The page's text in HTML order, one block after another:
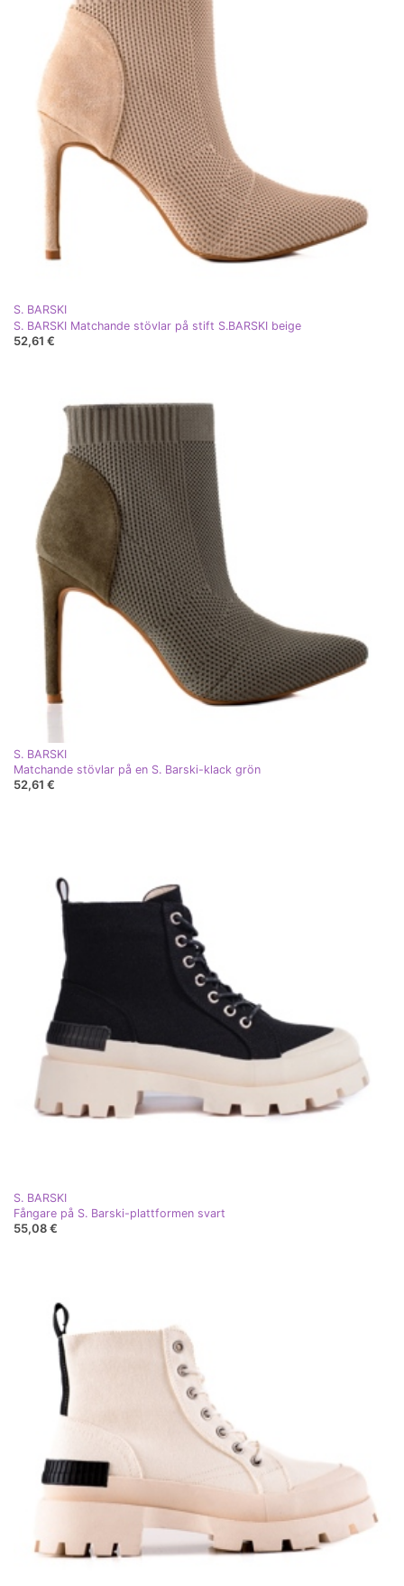
S. BARSKI
S. BARSKI Matchande stövlar på stift S.BARSKI beige
52,61 €
S. BARSKI
Matchande stövlar på en S. Barski-klack grön
52,61 €
S. BARSKI
Fångare på S. Barski-plattformen svart
55,08 €